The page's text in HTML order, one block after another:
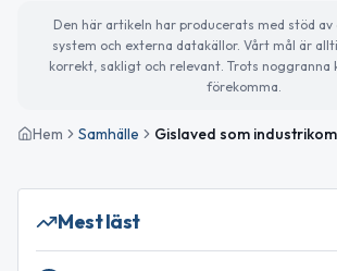
Den här artikeln har producerats med stöd
system och externa datakällor. Vårt mål är
korrekt, sakligt och relevant. Trots noggranna
förekomma.
Hem Samhälle
Mest läst